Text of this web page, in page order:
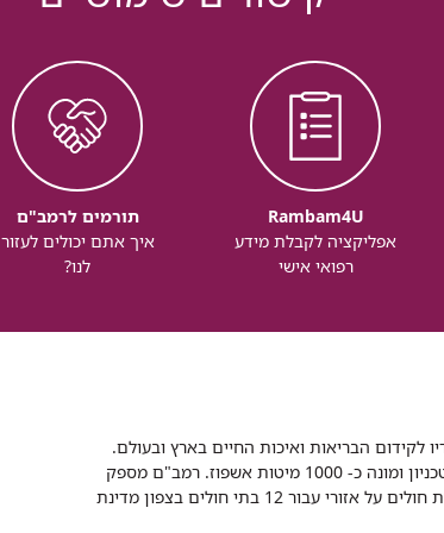
Rambam4U
אפליקציה לקבלת מידע
רפואי אישי
תורמים לרמב"ם
איך אתם יכולים לעזור
לנו?
לקידום הבריאות ואיכות החיים בארץ ובעולם.
רמב"ם הוא בית חולים ממשלתי אקדמי, המסונף לפקולטה לרפואה של הטכניון ומונה כ- 1000 מיטות אשפוז. רמב"ם מספק
שירותי רפואה לכ-2,700,000 תושבים, צה"ל וכוחות הביטחון, ומשמש כבית חולים על אזורי עבור 12 בתי חולים בצפון מדינת